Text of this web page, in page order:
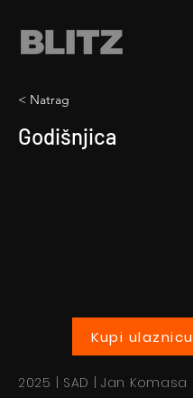
< Natrag
Godišnjica
Kupi ulaznicu
2025 | SAD | Jan Komasa